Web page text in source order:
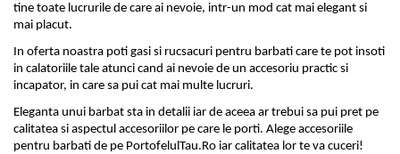
tine toate lucrurile de care ai nevoie, intr-un mod cat mai elegant si
mai placut.
In oferta noastra poti gasi si rucsacuri pentru barbati care te pot insoti
in calatoriile tale atunci cand ai nevoie de un accesoriu practic si
incapator, in care sa pui cat mai multe lucruri.
Eleganta unui barbat sta in detalii iar de aceea ar trebui sa pui pret pe
calitatea si aspectul accesoriilor pe care le porti. Alege accesoriile
pentru barbati de pe PortofelulTau.Ro iar calitatea lor te va cuceri!